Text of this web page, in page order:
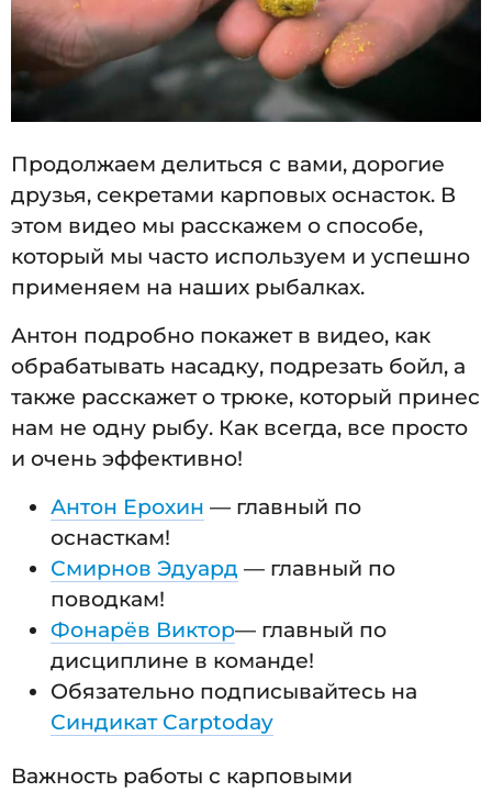
2
0
9
Продолжаем делиться с вами, дорогие
друзья, секретами карповых оснасток. В
этом видео мы расскажем о способе,
который мы часто используем и успешно
применяем на наших рыбалках.
Антон подробно покажет в видео, как
обрабатывать насадку, подрезать бойл, а
также расскажет о трюке, который принес
нам не одну рыбу. Как всегда, все просто
и очень эффективно!
Антон Ерохин — главный по
оснасткам!
Смирнов Эдуард — главный по
поводкам!
Фонарёв Виктор— главный по
дисциплине в команде!
Обязательно подписывайтесь на
Синдикат Carptoday
Важность работы с карповыми